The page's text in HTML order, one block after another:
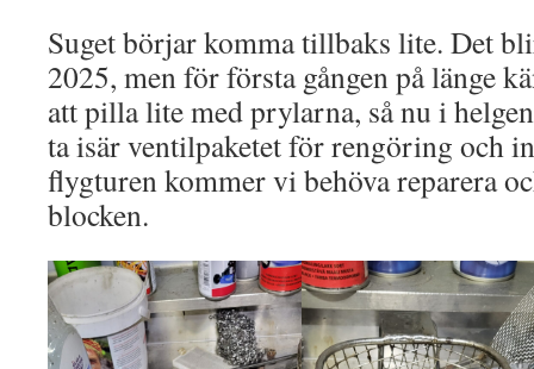
Suget börjar komma tillbaks lite. Det
2025, men för första gången på länge
att pilla lite med prylarna, så nu i
ta isär ventilpaketet för rengöring och
flygturen kommer vi behöva reparera
blocken.